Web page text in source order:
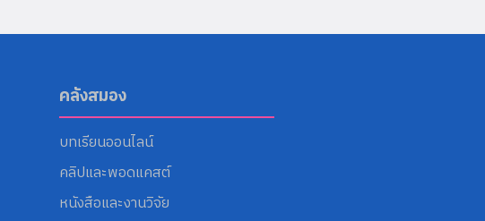
คลังสมอง
บทเรียนออนไลน์
คลิปและพอดแคสต์
หนังสือและงานวิจัย